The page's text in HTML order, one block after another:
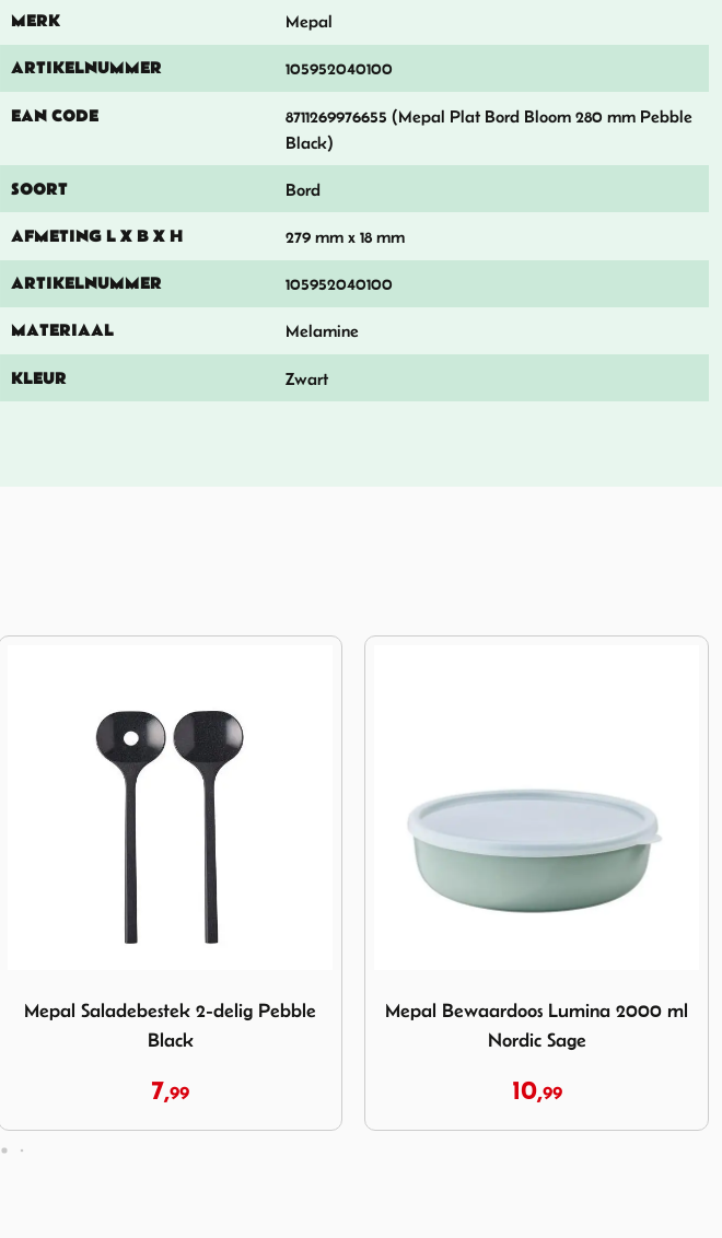
MERK Mepal
ARTIKELNUMMER 105952040100
EAN CODE
8711269976655 (Mepal Plat Bord Bloom 280 mm Pebble
Black)
SOORT Bord
AFMETING L X B X H 279 mm x 18 mm
ARTIKELNUMMER 105952040100
MATERIAAL Melamine
KLEUR Zwart
Mepal Bewaardoos Lumina 2000 ml
Nordic Sage
10,99
Mepal Glas Witte Wijn 200 ml 2 st.
6,99